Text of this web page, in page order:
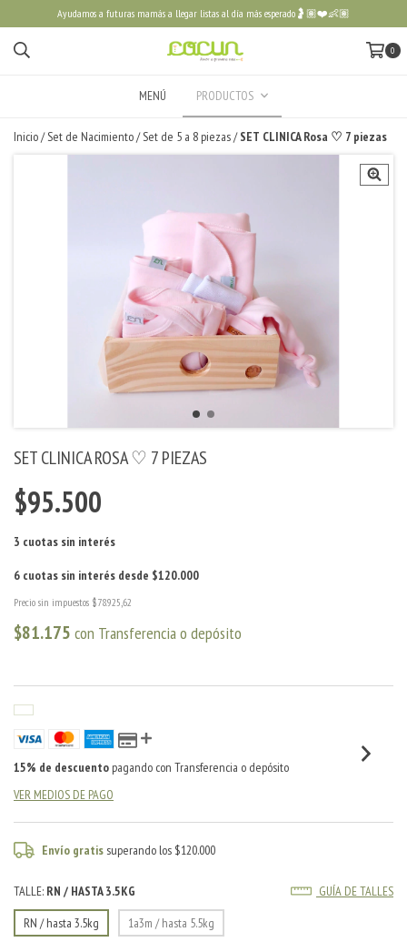
Ayudamos a futuras mamás a llegar listas al día más esperado🤰🏽❤️👶🏽
0
MENÚ PRODUCTOS
Inicio/Set de Nacimiento/Set de 5 a 8 piezas/ SET CLINICA Rosa ♡ 7 piezas
SET CLINICA ROSA ♡ 7 PIEZAS
$95.500
Precio sin impuestos $78.925,62
$81.175 con Transferencia o depósito
15% de descuento pagando con Transferencia o depósito
VER MEDIOS DE PAGO
Envío gratis superando los $120.000
TALLE: RN / HASTA 3.5KG
GUÍA DE TALLES
RN / hasta 3.5kg
1a3m / hasta 5.5kg